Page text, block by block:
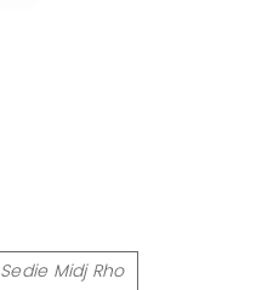
Sedie Midj Rho